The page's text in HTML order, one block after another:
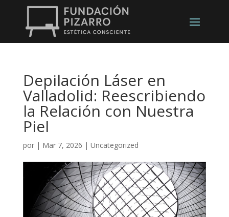
Depilación Láser en
Valladolid: Reescribiendo
la Relación con Nuestra
Piel
por | Mar 7, 2026 | Uncategorized